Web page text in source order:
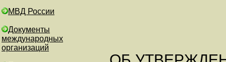
МВД России
Документы
международных
организаций